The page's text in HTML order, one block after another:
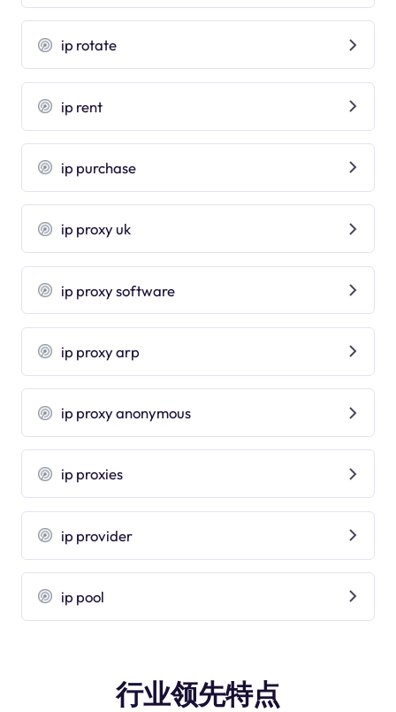
ip rotate
ip rent
ip purchase
ip proxy uk
ip proxy software
ip proxy arp
ip proxy anonymous
ip proxies
ip provider
ip pool
行业领先特点